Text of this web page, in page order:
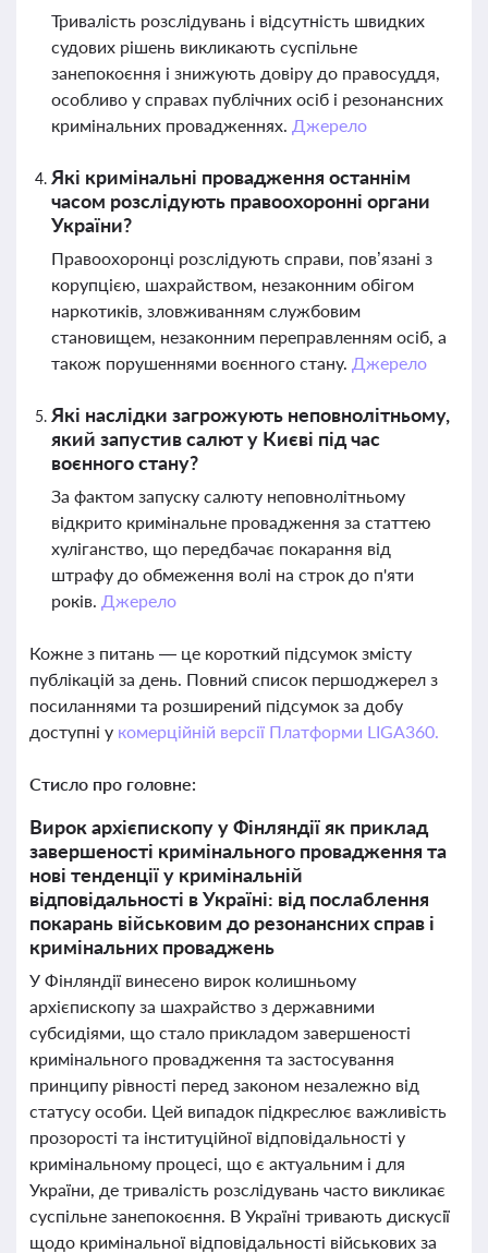
Тривалість розслідувань і відсутність швидких
судових рішень викликають суспільне
занепокоєння і знижують довіру до правосуддя,
особливо у справах публічних осіб і резонансних
кримінальних провадженнях. Джерело
Які кримінальні провадження останнім
часом розслідують правоохоронні органи
України?
Правоохоронці розслідують справи, пов’язані з
корупцією, шахрайством, незаконним обігом
наркотиків, зловживанням службовим
становищем, незаконним переправленням осіб, а
також порушеннями воєнного стану. Джерело
Які наслідки загрожують неповнолітньому,
який запустив салют у Києві під час
воєнного стану?
За фактом запуску салюту неповнолітньому
відкрито кримінальне провадження за статтею
хуліганство, що передбачає покарання від
штрафу до обмеження волі на строк до п'яти
років. Джерело
Кожне з питань — це короткий підсумок змісту
публікацій за день. Повний список першоджерел з
посиланнями та розширений підсумок за добу
доступні у комерційній версії Платформи LIGA360.
Стисло про головне:
Вирок архієпископу у Фінляндії як приклад
завершеності кримінального провадження та
нові тенденції у кримінальній
відповідальності в Україні: від послаблення
покарань військовим до резонансних справ і
кримінальних проваджень
У Фінляндії винесено вирок колишньому
архієпископу за шахрайство з державними
субсидіями, що стало прикладом завершеності
кримінального провадження та застосування
принципу рівності перед законом незалежно від
статусу особи. Цей випадок підкреслює важливість
прозорості та інституційної відповідальності у
кримінальному процесі, що є актуальним і для
України, де тривалість розслідувань часто викликає
суспільне занепокоєння. В Україні тривають дискусії
щодо кримінальної відповідальності військових за